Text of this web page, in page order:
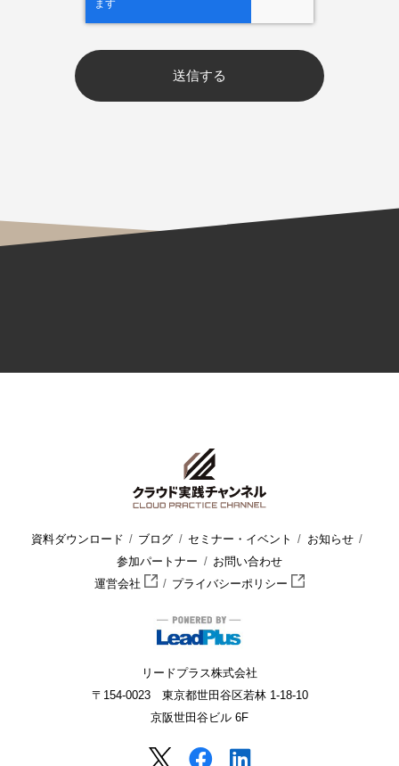
資料ダウンロード ブログ セミナー・イベント
お知らせ
参加パートナー
お問い合わせ
運営会社
プライバシーポリシー
リードプラス株式会社
〒154-0023 東京都世田谷区若林 1-18-10
京阪世田谷ビル 6F